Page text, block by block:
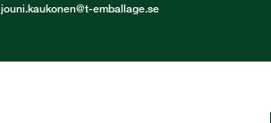
jouni.kaukonen@t-emballage.se